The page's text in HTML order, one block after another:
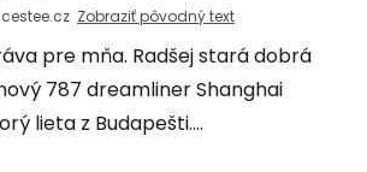
cestee.cz Zobraziť pôvodný text
pre mňa. Radšej stará dobrá
787 dreamliner Shanghai
lieta z Budapešti....